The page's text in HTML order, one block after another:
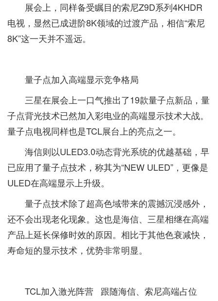
展会上，同样备受瞩目的索尼Z9D系列4KHDR
电视，显然已成进阶8K领域的过渡产品，相信“索尼
8K”这一天并不遥远。
量子点加入高端显示竞争格局
三星在展会上一口气推出了19款量子点新品，量
子点背光技术已然加入彩电业的高端显示技术大战。
量子点电视同样也是TCL展台上的亮点之一。
海信则以ULED3.0动态背光系统的优越基础，早
已应用了量子点技术，称其为“NEW ULED”，更像是
ULED在高端显示上升级。
量子点技术除了超高色域带来的震撼沉浸感外，
还不会出现老化现象。这也是海信、三星相继在高端
产品上延长保修时效的原因。相比于其他色衰减快，
寿命短的显示技术，优势非常明显。
TCL加入激光阵营 跟随海信、索尼高端占位